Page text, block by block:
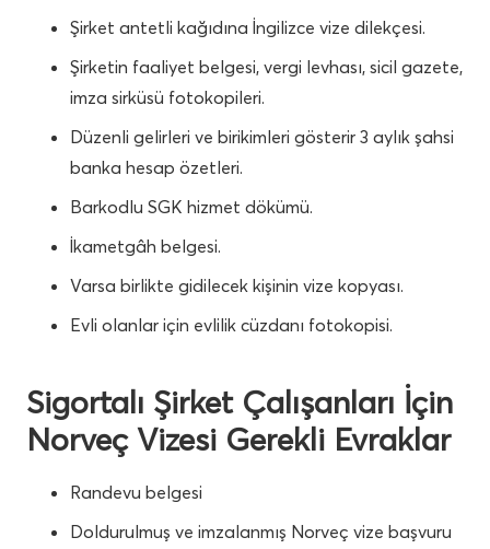
Şirket antetli kağıdına İngilizce vize dilekçesi.
Şirketin faaliyet belgesi, vergi levhası, sicil gazete,
imza sirküsü fotokopileri.
Düzenli gelirleri ve birikimleri gösterir 3 aylık şahsi
banka hesap özetleri.
Barkodlu SGK hizmet dökümü.
İkametgâh belgesi.
Varsa birlikte gidilecek kişinin vize kopyası.
Evli olanlar için evlilik cüzdanı fotokopisi.
Sigortalı Şirket Çalışanları İçin
Norveç Vizesi Gerekli Evraklar
Randevu belgesi
Doldurulmuş ve imzalanmış Norveç vize başvuru